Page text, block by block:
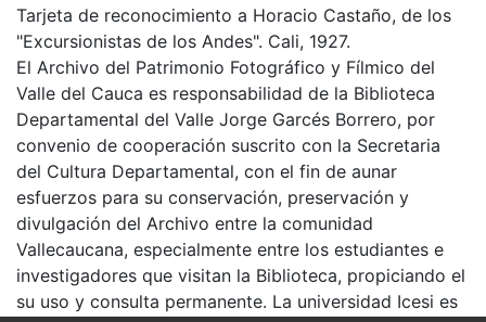
Tarjeta de reconocimiento a Horacio Castaño, de los
"Excursionistas de los Andes". Cali, 1927.
El Archivo del Patrimonio Fotográfico y Fílmico del
Valle del Cauca es responsabilidad de la Biblioteca
Departamental del Valle Jorge Garcés Borrero, por
convenio de cooperación suscrito con la Secretaria
del Cultura Departamental, con el fin de aunar
esfuerzos para su conservación, preservación y
divulgación del Archivo entre la comunidad
Vallecaucana, especialmente entre los estudiantes e
investigadores que visitan la Biblioteca, propiciando el
su uso y consulta permanente. La universidad Icesi es